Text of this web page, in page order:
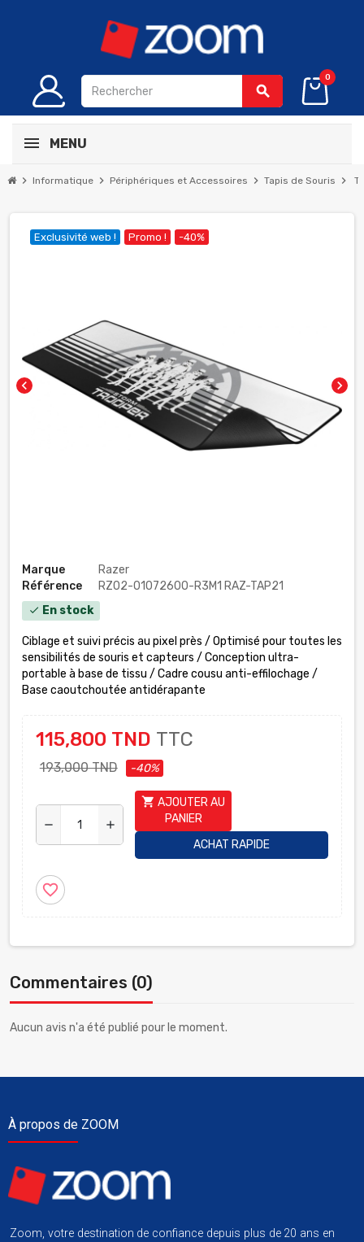
search
0
MENU
chevron_right Informatique chevron_right Périphériques et Accessoires chevron_right Tapis de Souris chevron_right
chevron_left chevron_right
Exclusivité web ! Promo ! -40%
Marque
Razer
Référence
RZ02-01072600-R3M1 RAZ-TAP21
check En stock
Ciblage et suivi précis au pixel près / Optimisé pour toutes les
sensibilités de souris et capteurs / Conception ultra-
portable à base de tissu / Cadre cousu anti-effilochage /
Base caoutchoutée antidérapante
115,800 TND TTC
193,000 TND -40%
remove add
shopping_cart AJOUTER AU
PANIER
ACHAT RAPIDE
favorite_border
Commentaires (0)
Aucun avis n'a été publié pour le moment.
À propos de ZOOM
Zoom, votre destination de confiance depuis plus de 20 ans en